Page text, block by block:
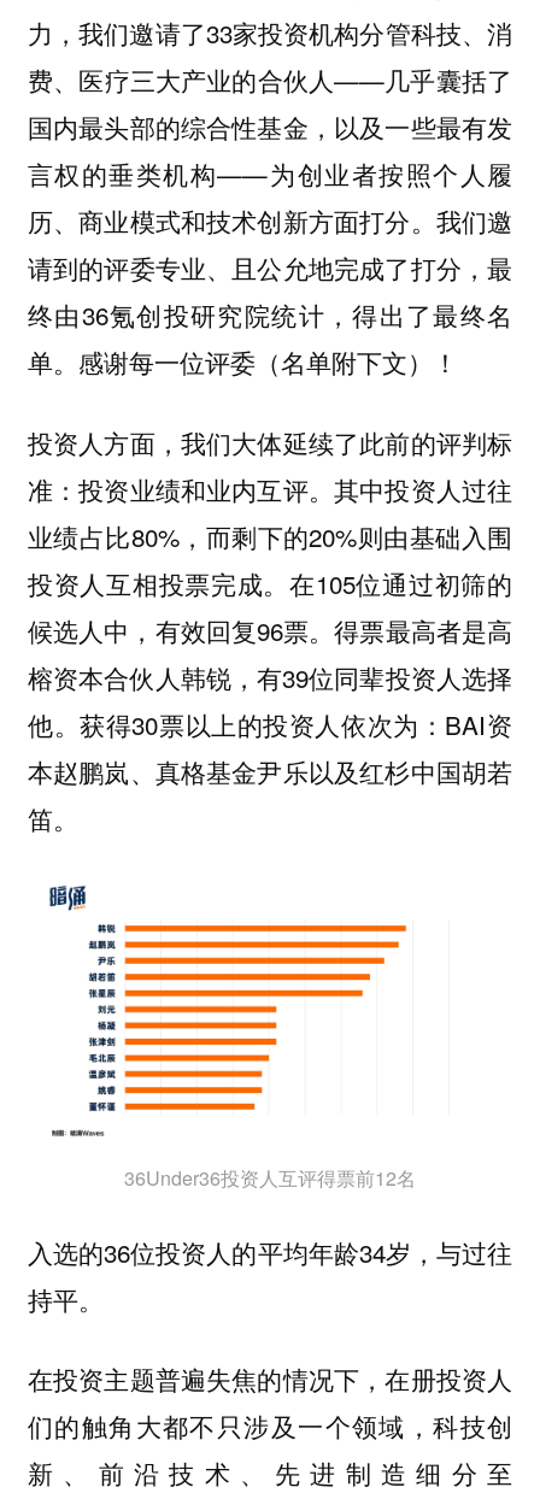
力，我们邀请了33家投资机构分管科技、消
费、医疗三大产业的合伙人——几乎囊括了
国内最头部的综合性基金，以及一些最有发
言权的垂类机构——为创业者按照个人履
历、商业模式和技术创新方面打分。我们邀
请到的评委专业、且公允地完成了打分，最
终由36氪创投研究院统计，得出了最终名
单。感谢每一位评委（名单附下文）！
投资人方面，我们大体延续了此前的评判标
准：投资业绩和业内互评。其中投资人过往
业绩占比80%，而剩下的20%则由基础入围
投资人互相投票完成。在105位通过初筛的
候选人中，有效回复96票。得票最高者是高
榕资本合伙人韩锐，有39位同辈投资人选择
他。获得30票以上的投资人依次为：BAI资
本赵鹏岚、真格基金尹乐以及红杉中国胡若
笛。
36Under36投资人互评得票前12名
入选的36位投资人的平均年龄34岁，与过往
持平。
在投资主题普遍失焦的情况下，在册投资人
们的触角大都不只涉及一个领域，科技创
新、前沿技术、先进制造细分至